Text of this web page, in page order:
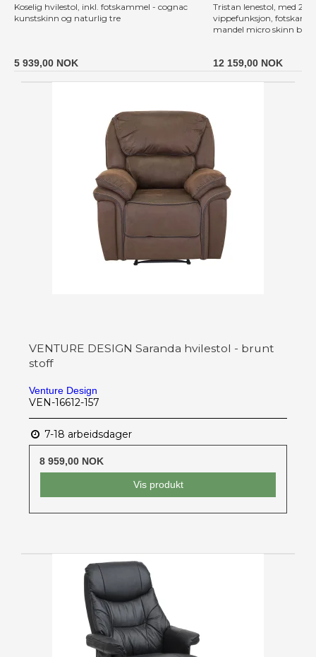
Koselig hvilestol, inkl. fotskammel - cognac
kunstskinn og naturlig tre
5 939,00 NOK
Tristan lenestol, med 2
vippefunksjon,
mandel micro skinn bull
12 159,00 NOK
VENTURE DESIGN Saranda hvilestol - brunt
stoff
Venture Design
VEN-16612-157
7-18 arbeidsdager
8 959,00 NOK
Vis produkt